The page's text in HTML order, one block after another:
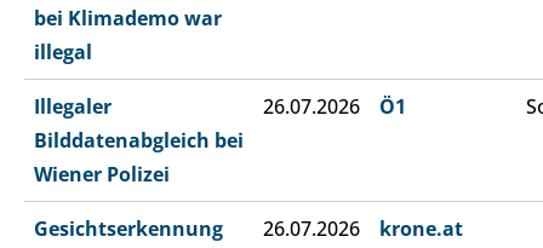
bei Klimademo war
illegal
Illegaler
Bilddatenabgleich bei
Wiener Polizei
26.07.2026 Ö1
Gesichtserkennung
26.07.2026 krone.at